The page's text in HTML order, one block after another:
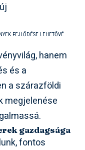
FEJLŐDÉSE LEHETŐVÉ
hanem
és a
a szárazföldi
megjelenése
gazdagsága
fontos